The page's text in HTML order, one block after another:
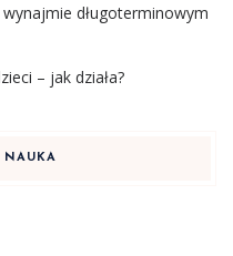
długoterminowym
– jak działa?
NAUKA